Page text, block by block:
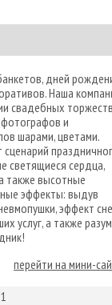
дней
Наша
свадебных
и
шарами, цветами.
светящиеся сердца,
также высотные
эффекты: выдув
эффект
услуг, а также
перейти на мини-